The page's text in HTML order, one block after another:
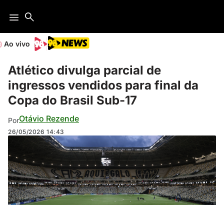
Ao vivo
Atlético divulga parcial de
ingressos vendidos para final da
Copa do Brasil Sub-17
PorOtávio Rezende
26/05/2026 14:43